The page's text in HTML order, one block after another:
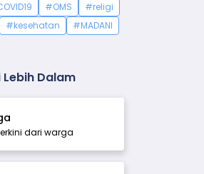
#OMS
#religi
#kesehatan #MADANI
Dalam
dari warga